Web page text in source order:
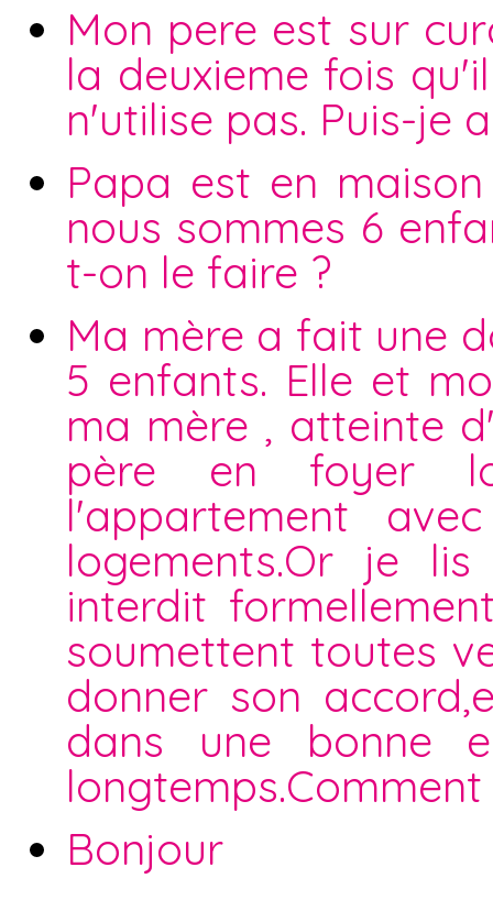
Mon pere est sur
la deuxieme fois
n'utilise pas. Puis-je
Papa est en
nous sommes 6
t-on le faire ?
Ma mère a fait une
5 enfants. Elle et
ma mère , atteinte
père en foyer
l'appartement
logements.Or je
interdit
soumettent toutes
donner son
dans une bonne
Bonjour